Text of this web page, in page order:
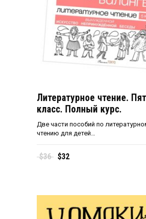
Литературное чтение.
класс. Полный курс.
Две части пособий по
чтению для детей…
$36
Первоначальная
$36.
$32Текущая